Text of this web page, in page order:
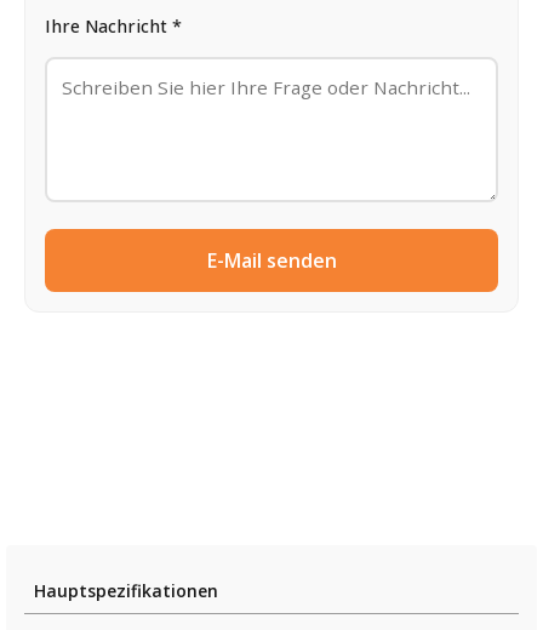
Ihre Nachricht *
E-Mail senden
Hauptspezifikationen